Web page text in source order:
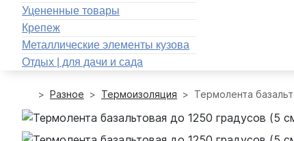
Уцененные товары
Крепеж
Металлические элементы кузова
Отдых | для дачи и сада
Разное Термоизоляция Термолента